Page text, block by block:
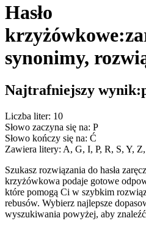
Hasło
krzyżówkowe:
synonimy,
Najtrafniejszy wynik:
Liczba liter: 10
Słowo zaczyna się na: P
Słowo kończy się na: Ć
Zawiera litery: A, G, I, P, R, S, Y,
Szukasz rozwiązania do hasła
krzyżówkowa podaje gotowe
które pomogą Ci w szybkim
rebusów. Wybierz najlepsze
wyszukiwania powyżej, aby